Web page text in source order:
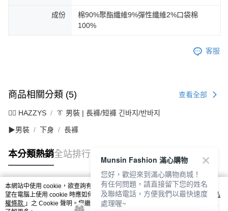
成份
棉90%聚酯纖維9%彈性纖維2%口袋棉
100%
客服
商品相關分類 (5) 查看全部
🐕‍🦺 HAZZYS 👔 男裝 | 長褲/短褲 긴바지/반바지
▶男裝 下身 長褲
本分類熱銷全站排行
熱門標籤
本網站中使用 cookie，欲查詢有關本網站使用 cookie 方式之詳情，及若您不希
望在電腦上使用 cookie 時應如何變更電腦的 cookie 設定，請參閱本網站「
隱私
權條款 」之 Cookie 聲明。您繼續使用本網站即表示您同意本公司得按本網站使
Munsin Fashion 滿心購物
您好，歡迎來到滿心購物商城！
有任何問題，請直接留下您的姓名
及聯絡電話，方便我們以最快速度
處理喔~